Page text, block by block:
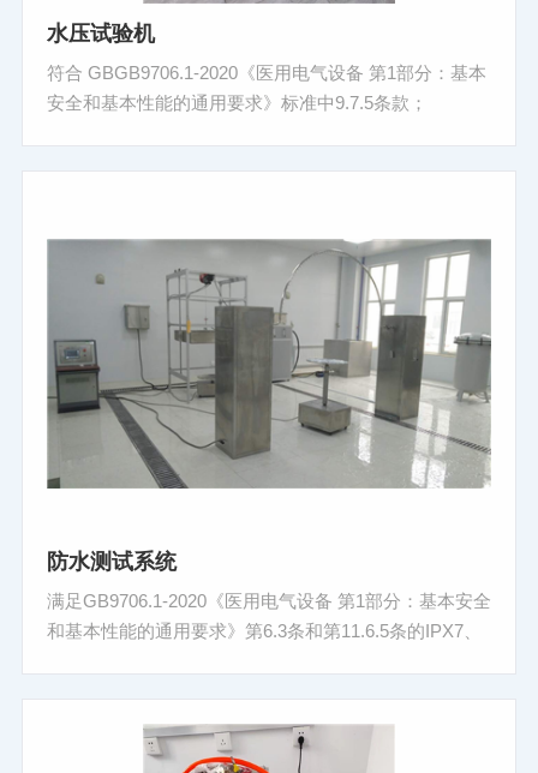
水压试验机
符合 GBGB9706.1-2020《医用电气设备 第1部分：基本
安全和基本性能的通用要求》标准中9.7.5条款；
防水测试系统
满足GB9706.1-2020《医用电气设备 第1部分：基本安全
和基本性能的通用要求》第6.3条和第11.6.5条的IPX7、